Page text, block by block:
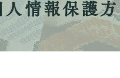
人情報保護